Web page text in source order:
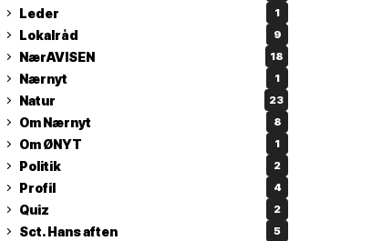
Leder 1
Lokalråd 9
NærAVISEN 18
Nærnyt 1
Natur 23
Om Nærnyt 8
Om ØNYT 1
Politik 2
Profil 4
Quiz 2
Sct. Hans aften 5